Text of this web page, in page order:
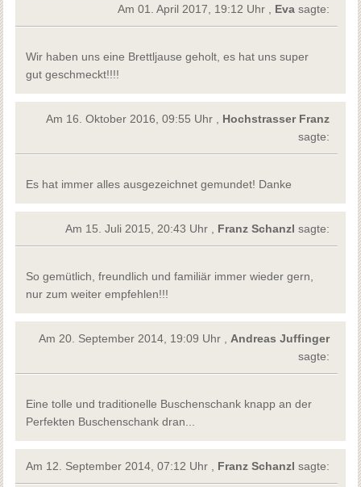
Am 01. April 2017, 19:12 Uhr , Eva sagte:
Wir haben uns eine Brettljause geholt, es hat uns super
gut geschmeckt!!!!
Am 16. Oktober 2016, 09:55 Uhr , Hochstrasser Franz
sagte:
Es hat immer alles ausgezeichnet gemundet! Danke
Am 15. Juli 2015, 20:43 Uhr , Franz Schanzl sagte:
So gemütlich, freundlich und familiär immer wieder gern,
nur zum weiter empfehlen!!!
Am 20. September 2014, 19:09 Uhr ,Andreas Juffinger
sagte:
Eine tolle und traditionelle Buschenschank knapp an der
Perfekten Buschenschank dran...
Am 12. September 2014, 07:12 Uhr , Franz Schanzl sagte: